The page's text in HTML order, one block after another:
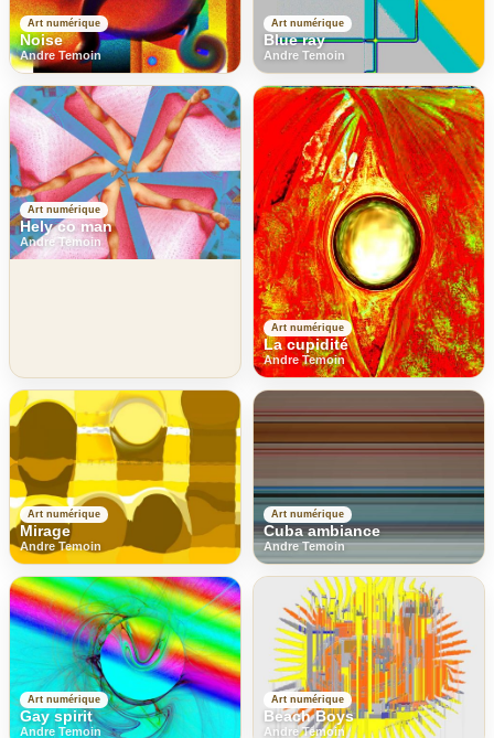
Art numérique
Noise
Andre Temoin
Art numérique
Blue ray
Andre Temoin
Art numérique
Hely co man
Andre Temoin
Art numérique
La cupidité
Andre Temoin
Art numérique
Mirage
Andre Temoin
Art numérique
Cuba ambiance
Andre Temoin
Art numérique
Gay spirit
Andre Temoin
Art numérique
Beach Boys
Andre Temoin